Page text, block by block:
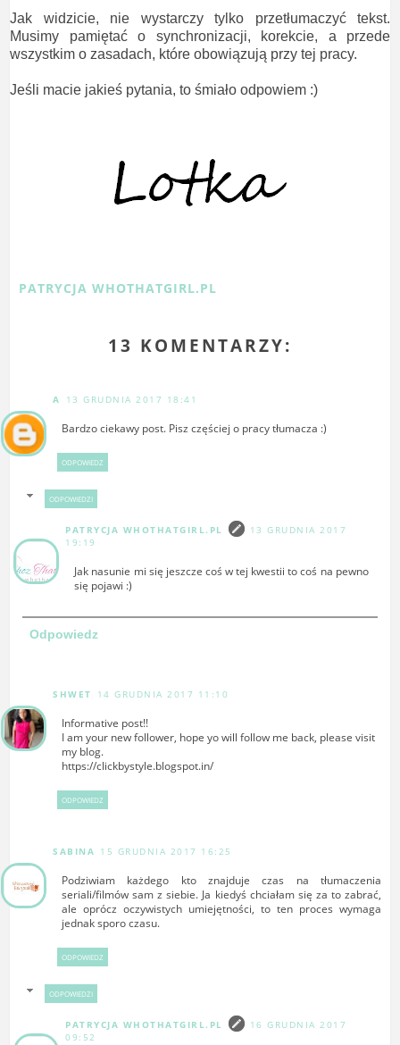
Jak widzicie, nie wystarczy tylko przetłumaczyć tekst.
Musimy pamiętać o synchronizacji, korekcie, a przede
wszystkim o zasadach, które obowiązują przy tej pracy.
Jeśli macie jakieś pytania, to śmiało odpowiem :)
PATRYCJA WHOTHATGIRL.PL
13 KOMENTARZY:
A 13 GRUDNIA 2017 18:41
Bardzo ciekawy post. Pisz częściej o pracy tłumacza :)
ODPOWIEDZ
ODPOWIEDZI
PATRYCJA WHOTHATGIRL.PL
13 GRUDNIA 2017
19:19
Jak nasunie mi się jeszcze coś w tej kwestii to coś na pewno
się pojawi :)
Odpowiedz
SHWET 14 GRUDNIA 2017 11:10
Informative post!!
I am your new follower, hope yo will follow me back, please visit
my blog.
https://clickbystyle.blogspot.in/
ODPOWIEDZ
SABINA 15 GRUDNIA 2017 16:25
Podziwiam każdego kto znajduje czas na tłumaczenia
seriali/filmów sam z siebie. Ja kiedyś chciałam się za to zabrać,
ale oprócz oczywistych umiejętności, to ten proces wymaga
jednak sporo czasu.
ODPOWIEDZ
ODPOWIEDZI
PATRYCJA WHOTHATGIRL.PL
16 GRUDNIA 2017
09:52